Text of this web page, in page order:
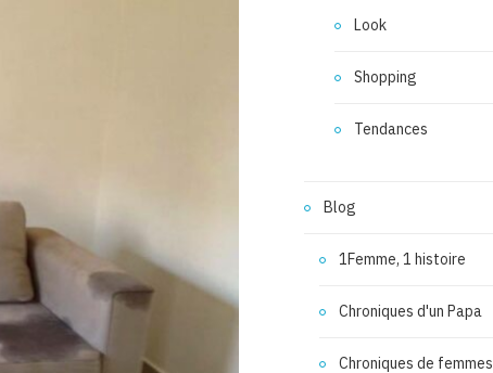
Look
Shopping
Tendances
Blog
1Femme, 1 histoire
Chroniques d'un Papa
Chroniques de femmes